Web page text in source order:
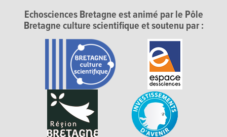
Echosciences Bretagne est animé par le Pôle
Bretagne culture scientifique et soutenu par :